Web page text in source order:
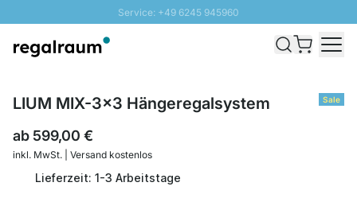
Service: +49 6245 945960
Schnelle Lieferung - Gratis Versand ab 100€
Sale
LIUM MIX-3x3 Hängeregalsystem
ab 599,00 €
inkl. MwSt. | Versand kostenlos
Lieferzeit: 1-3 Arbeitstage